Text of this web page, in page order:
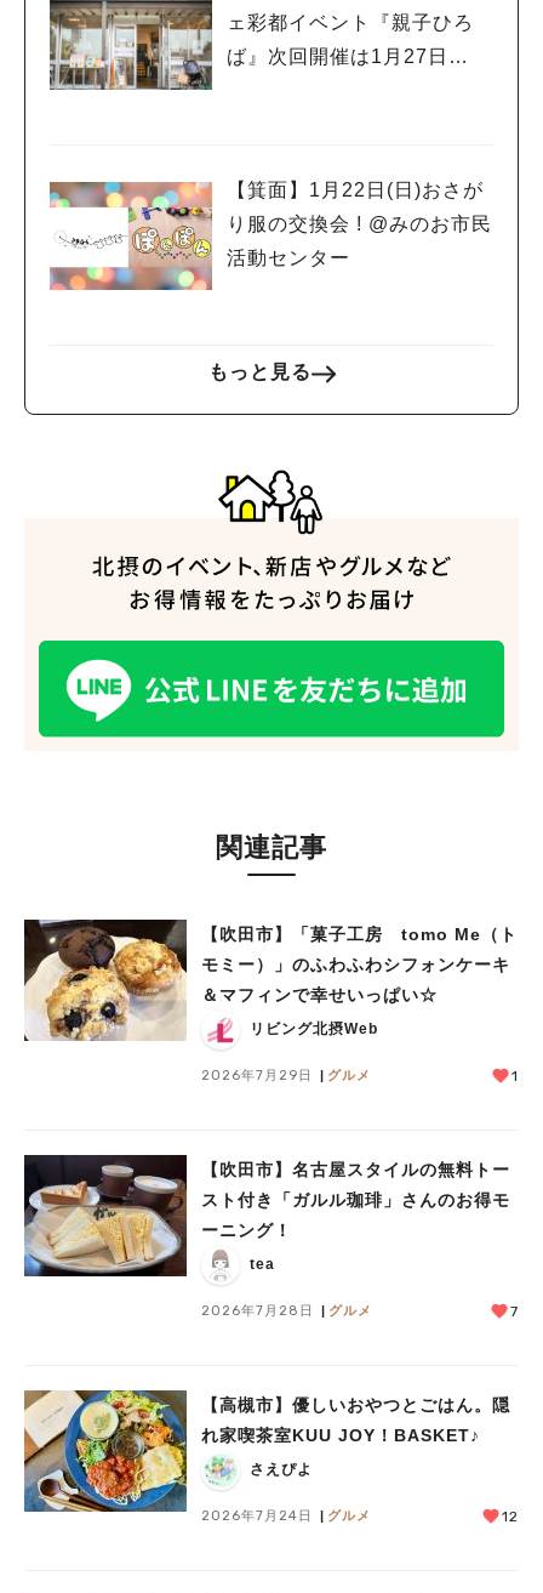
ェ彩都イベント『親子ひろ
ば』次回開催は1月27日
【箕面】1月22日(日)おさが
り服の交換会 ! @みのお市民
活動センター
もっと見る
関連記事
【吹田市】「菓子工房 tomo Me（ト
モミー）」のふわふわシフォンケーキ
＆マフィンで幸せいっぱい☆
リビング北摂Web
2026年7月29日 グルメ 1
【吹田市】名古屋スタイルの無料トー
スト付き「ガルル珈琲」さんのお得モ
ーニング！
tea
2026年7月28日 グルメ 7
【高槻市】優しいおやつとごはん。隠
れ家喫茶室KUU JOY！BASKET♪
さえぴよ
2026年7月24日 グルメ 12